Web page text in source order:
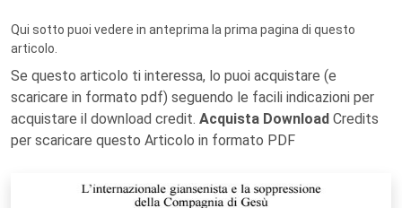
Qui sotto puoi vedere in anteprima la prima pagina di questo
articolo.
Se questo articolo ti interessa, lo puoi acquistare (e
scaricare in formato pdf) seguendo le facili indicazioni per
acquistare il download credit. Acquista Download Credits
per scaricare questo Articolo in formato PDF